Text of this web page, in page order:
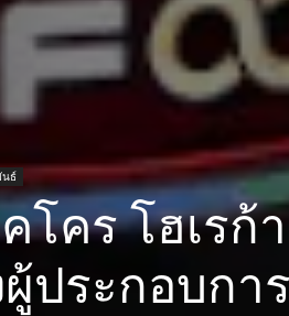
นธ์
โคร โฮเรก้
ประกอบกา